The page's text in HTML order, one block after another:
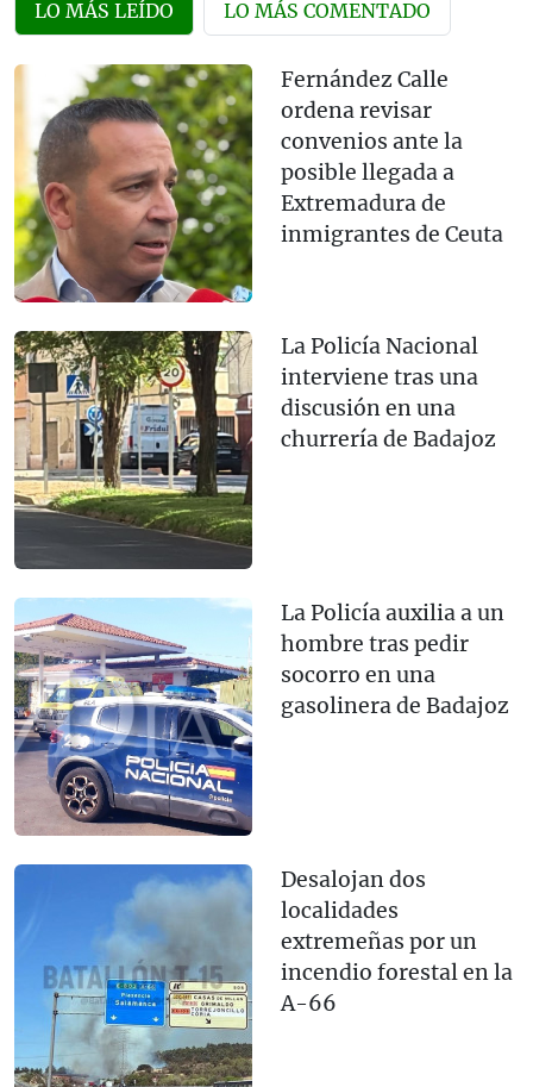
LO MÁS LEÍDO LO MÁS COMENTADO
Fernández Calle
ordena revisar
convenios ante la
posible llegada a
Extremadura de
inmigrantes de Ceuta
La Policía Nacional
interviene tras una
discusión en una
churrería de Badajoz
La Policía auxilia a un
hombre tras pedir
socorro en una
gasolinera de Badajoz
Desalojan dos
localidades
extremeñas por un
incendio forestal en la
A-66